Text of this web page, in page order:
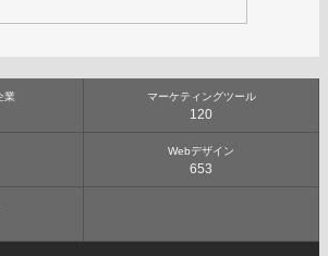
業 マーケティングツール
120
Webデザイン
653